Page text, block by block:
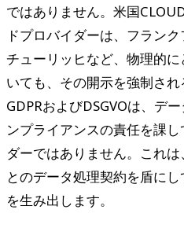
ではありません。米国
ドプロバイダーは、フラン
チューリッヒなど、物理的
いても、その開示を強制され
GDPRおよびDSGVOは、デ
ンプライアンスの責任を課
ダーではありません。これ
とのデータ処理契約を盾に
を生み出します。